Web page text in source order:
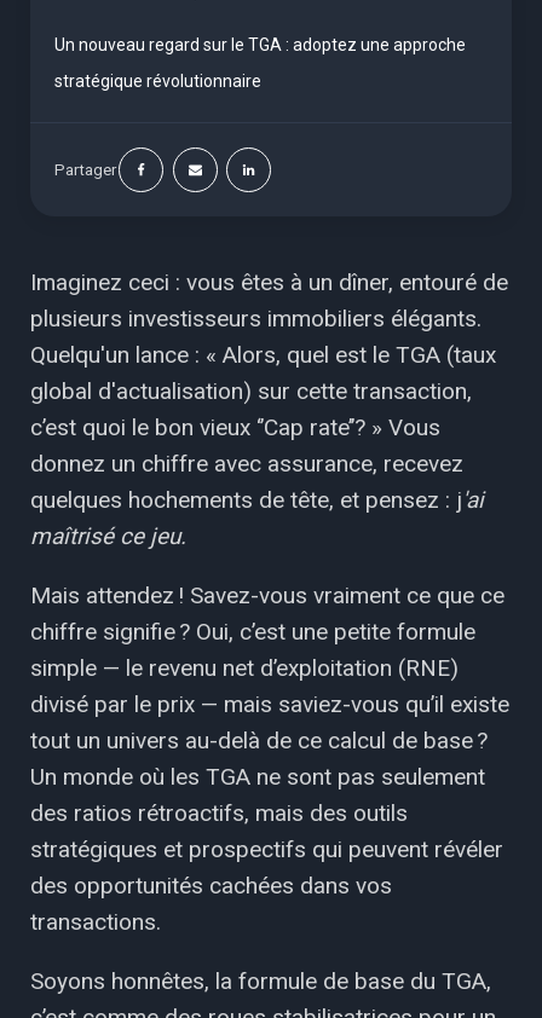
Un nouveau regard sur le TGA : adoptez une approche
stratégique révolutionnaire
Partager
Imaginez ceci : vous êtes à un dîner, entouré de
plusieurs investisseurs immobiliers élégants.
Quelqu'un lance : « Alors, quel est le TGA (taux
global d'actualisation) sur cette transaction,
c’est quoi le bon vieux ‘’Cap rate’’? » Vous
donnez un chiffre avec assurance, recevez
quelques hochements de tête, et pensez : j'ai
maîtrisé ce jeu.
Mais attendez ! Savez-vous vraiment ce que ce
chiffre signifie ? Oui, c’est une petite formule
simple — le revenu net d’exploitation (RNE)
divisé par le prix — mais saviez-vous qu’il existe
tout un univers au-delà de ce calcul de base ?
Un monde où les TGA ne sont pas seulement
des ratios rétroactifs, mais des outils
stratégiques et prospectifs qui peuvent révéler
des opportunités cachées dans vos
transactions.
Soyons honnêtes, la formule de base du TGA,